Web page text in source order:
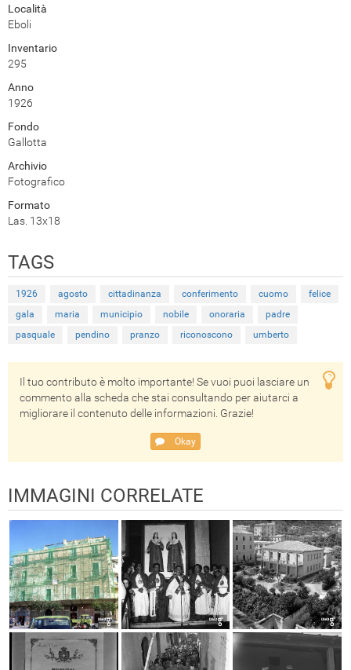
Località
Eboli
Inventario
295
Anno
1926
Fondo
Gallotta
Archivio
Fotografico
Formato
Las. 13x18
TAGS
1926 agosto cittadinanza conferimento cuomo
felice
gala
maria municipio nobile onoraria
padre
pasquale
pendino pranzo riconoscono umberto
Il tuo contributo è molto importante! Se vuoi puoi lasciare un
commento alla scheda che stai consultando per aiutarci a
migliorare il contenuto delle informazioni. Grazie!
Okay
IMMAGINI CORRELATE